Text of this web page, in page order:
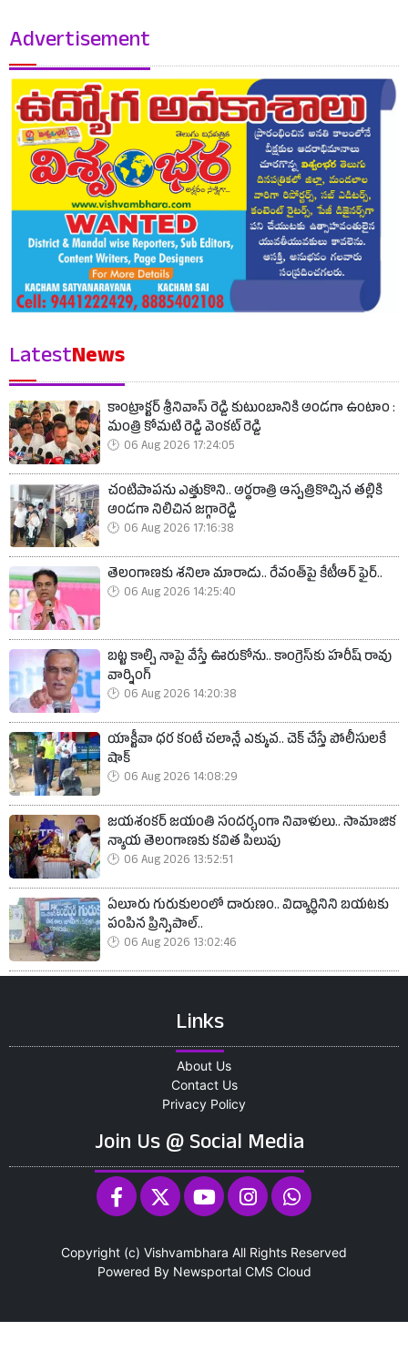
Advertisement
LatestNews
కాంట్రాక్టర్ శ్రీనివాస్ రెడ్డి కుటుంబానికి అండగా ఉంటాం :
మంత్రి కోమటి రెడ్డి వెంకట్ రెడ్డి
06 Aug 2026 17:24:05
చంటిపాపను ఎత్తుకొని.. అర్ధరాత్రి ఆస్పత్రికొచ్చిన తల్లికి
అండగా నిలిచిన జగ్గారెడ్డి
06 Aug 2026 17:16:38
తెలంగాణకు శనిలా మారాడు.. రేవంత్‌పై కేటీఆర్ ఫైర్..
06 Aug 2026 14:25:40
బట్ట కాల్చి నాపై వేస్తే ఊరుకోను.. కాంగ్రెస్‌కు హరీష్ రావు
వార్నింగ్
06 Aug 2026 14:20:38
యాక్టీవా ధర కంటే చలాన్లే ఎక్కువ.. చెక్ చేస్తే పోలీసులకే
షాక్
06 Aug 2026 14:08:29
జయశంకర్ జయంతి సందర్భంగా నివాళులు.. సామాజిక
న్యాయ తెలంగాణకు కవిత పిలుపు
06 Aug 2026 13:52:51
ఏలూరు గురుకులంలో దారుణం.. విద్యార్థినిని బయటకు
పంపిన ప్రిన్సిపాల్..
06 Aug 2026 13:02:46
Links
About Us
Contact Us
Privacy Policy
Join Us @ Social Media
Copyright (c) Vishvambhara All Rights Reserved
Powered By Newsportal CMS Cloud